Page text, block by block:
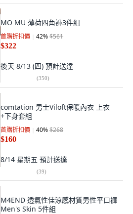
MO MU 薄荷四角褲3件組
首購折扣價 42%$561
$322
後天 8/13 (四) 預計送達
(350)
comtation 男士Viloft保暖內衣 上衣
+下身套組
首購折扣價 40%$268
$160
8/14 星期五 預計送達
(39)
M4END 透氣性佳涼感材質男性平口褲
Men's Skin 5件組